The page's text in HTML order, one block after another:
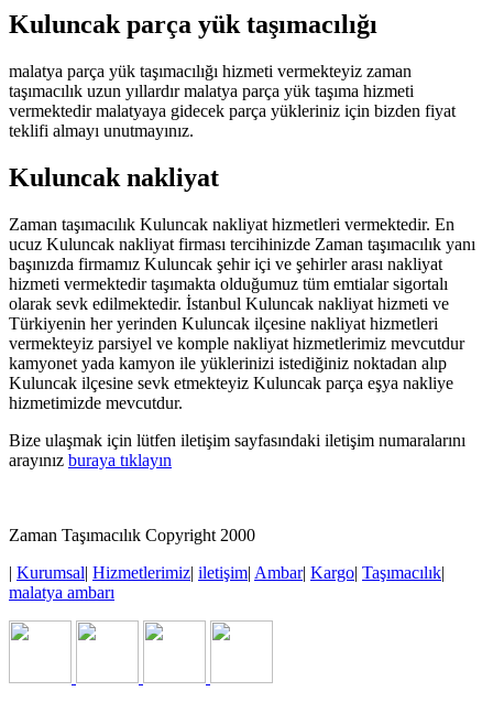
Kuluncak parça yük taşımacılığı
malatya parça yük taşımacılığı hizmeti vermekteyiz zaman
taşımacılık uzun yıllardır malatya parça yük taşıma hizmeti
vermektedir malatyaya gidecek parça yükleriniz için bizden fiyat
teklifi almayı unutmayınız.
Kuluncak nakliyat
Zaman taşımacılık Kuluncak nakliyat hizmetleri vermektedir. En
ucuz Kuluncak nakliyat firması tercihinizde Zaman taşımacılık yanı
başınızda firmamız Kuluncak şehir içi ve şehirler arası nakliyat
hizmeti vermektedir taşımakta olduğumuz tüm emtialar sigortalı
olarak sevk edilmektedir. İstanbul Kuluncak nakliyat hizmeti ve
Türkiyenin her yerinden Kuluncak ilçesine nakliyat hizmetleri
vermekteyiz parsiyel ve komple nakliyat hizmetlerimiz mevcutdur
kamyonet yada kamyon ile yüklerinizi istediğiniz noktadan alıp
Kuluncak ilçesine sevk etmekteyiz Kuluncak parça eşya nakliye
hizmetimizde mevcutdur.
Bize ulaşmak için lütfen iletişim sayfasındaki iletişim numaralarını
arayınız buraya tıklayın
Zaman Taşımacılık Copyright 2000
| Kurumsal| Hizmetlerimiz| iletişim| Ambar| Kargo| Taşımacılık|
malatya ambarı